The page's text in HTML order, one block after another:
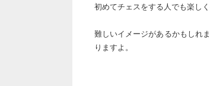
初めてチェスをする人でも楽し
難しいイメージがあるかもしれ
りますよ。